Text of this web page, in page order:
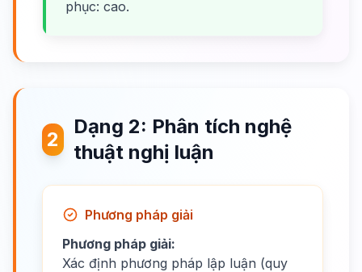
phục: cao.
2
Dạng 2: Phân tích nghệ
thuật nghị luận
Phương pháp giải
Phương pháp giải:
Xác định phương pháp lập luận (quy